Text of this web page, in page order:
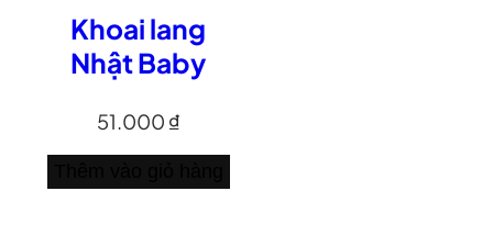
Khoai lang
Nhật Baby
51.000 ₫